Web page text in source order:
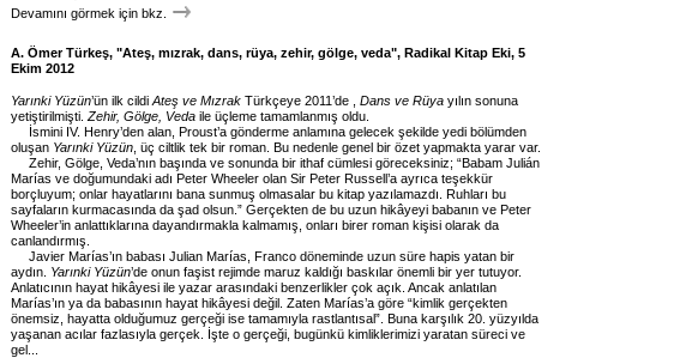
Devamını görmek için bkz.
A. Ömer Türkeş, "Ateş, mızrak, dans, rüya, zehir, gölge, veda", Radikal Kitap Eki, 5
Ekim 2012
Yarınki Yüzün’ün ilk cildi Ateş ve Mızrak Türkçeye 2011’de , Dans ve Rüya yılın sonuna
yetiştirilmişti. Zehir, Gölge, Veda ile üçleme tamamlanmış oldu.
İsmini IV. Henry’den alan, Proust’a gönderme anlamına gelecek şekilde yedi bölümden
oluşan Yarınki Yüzün , üç ciltlik tek bir roman. Bu nedenle genel bir özet yapmakta yarar var.
Zehir, Gölge, Veda’nın başında ve sonunda bir ithaf cümlesi göreceksiniz; “Babam Julián
Marías ve doğumundaki adı Peter Wheeler olan Sir Peter Russell’a ayrıca teşekkür
borçluyum; onlar hayatlarını bana sunmuş olmasalar bu kitap yazılamazdı. Ruhları bu
sayfaların kurmacasında da şad olsun.” Gerçekten de bu uzun hikâyeyi babanın ve Peter
Wheeler’in anlattıklarına dayandırmakla kalmamış, onları birer roman kişisi olarak da
canlandırmış.
Javier Marías’ın babası Julian Marías, Franco döneminde uzun süre hapis yatan bir
aydın. Yarınki Yüzün’de onun faşist rejimde maruz kaldığı baskılar önemli bir yer tutuyor.
Anlatıcının hayat hikâyesi ile yazar arasındaki benzerlikler çok açık. Ancak anlatılan
Marías’ın ya da babasının hayat hikâyesi değil. Zaten Marías’a göre “kimlik gerçekten
önemsiz, hayatta olduğumuz gerçeği ise tamamıyla rastlantısal”. Buna karşılık 20. yüzyılda
yaşanan acılar fazlasıyla gerçek. İşte o gerçeği, bugünkü kimliklerimizi yaratan süreci ve
gel...